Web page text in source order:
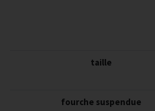
taille
fourche suspendue